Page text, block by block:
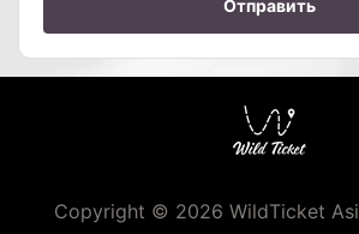
Отправить
Copyright © 2026 WildTicket